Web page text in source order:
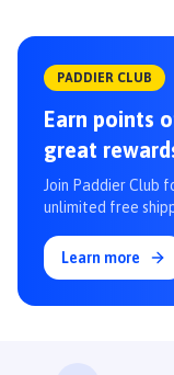
PADDIER CLUB
Earn points
great
Join Paddier Club
unlimited free
Learn more